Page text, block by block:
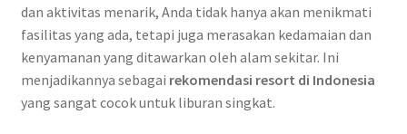
dan aktivitas menarik, Anda tidak hanya akan menikmati
fasilitas yang ada, tetapi juga merasakan kedamaian dan
kenyamanan yang ditawarkan oleh alam sekitar. Ini
menjadikannya sebagai rekomendasi resort di Indonesia
yang sangat cocok untuk liburan singkat.